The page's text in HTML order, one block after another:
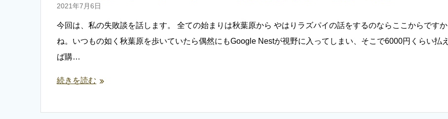
2021年7月6日
今回は、私の失敗談を話します。 全ての始まりは秋葉原から やはりラズパイの話をするのならここからですか
ね。いつもの如く秋葉原を歩いていたら偶然にもGoogle Nestが視野に入ってしまい、そこで6000円くらい払え
ば購…
続きを読む